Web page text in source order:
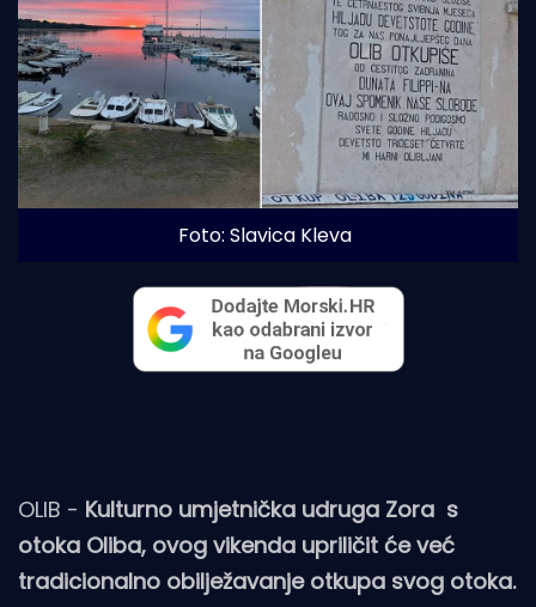
Foto: Slavica Kleva
OLIB - Kulturno umjetnička udruga Zora s
otoka Oliba, ovog vikenda upriličit će već
tradicionalno obilježavanje otkupa svog otoka.